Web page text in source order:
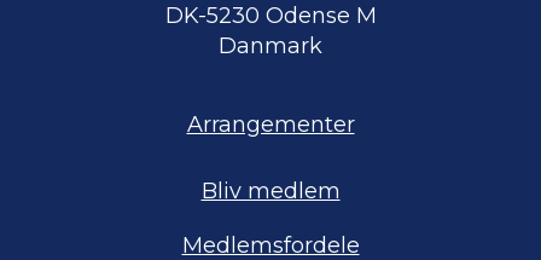
DK-5230 Odense M
Danmark
Arrangementer
Bliv medlem
Medlemsfordele